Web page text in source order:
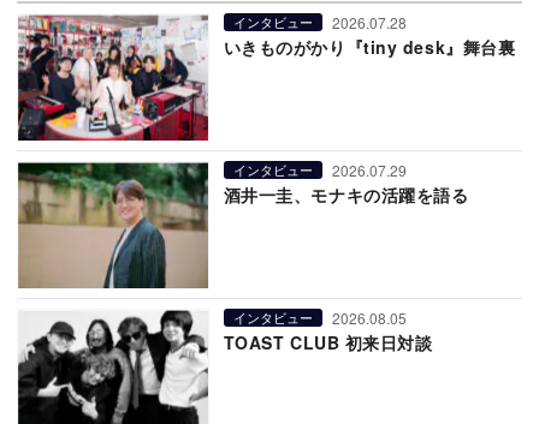
インタビュー 2026.07.28
いきものがかり『tiny desk』舞台裏
インタビュー 2026.07.29
酒井一圭、モナキの活躍を語る
インタビュー 2026.08.05
TOAST CLUB 初来日対談